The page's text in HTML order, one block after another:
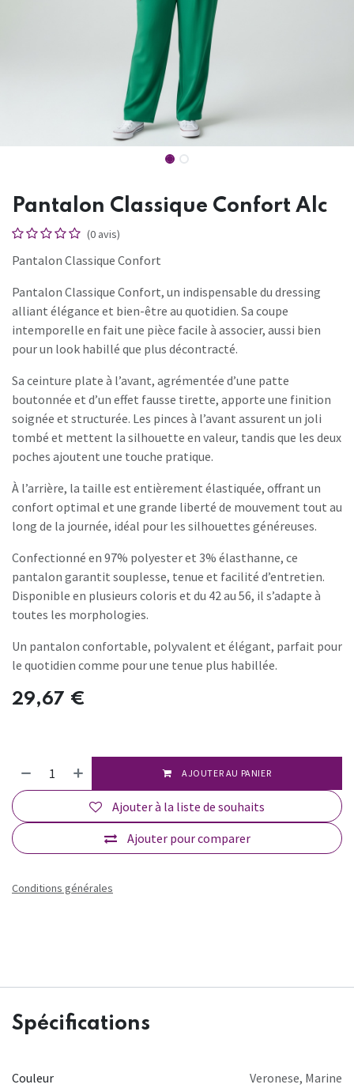
Pantalon Classique Confort Alc
(0 avis)
Pantalon Classique Confort
Pantalon Classique Confort, un indispensable du dressing
alliant élégance et bien-être au quotidien. Sa coupe
intemporelle en fait une pièce facile à associer, aussi bien
pour un look habillé que plus décontracté.
Sa ceinture plate à l’avant, agrémentée d’une patte
boutonnée et d’un effet fausse tirette, apporte une finition
soignée et structurée. Les pinces à l’avant assurent un joli
tombé et mettent la silhouette en valeur, tandis que les deux
poches ajoutent une touche pratique.
À l’arrière, la taille est entièrement élastiquée, offrant un
confort optimal et une grande liberté de mouvement tout au
long de la journée, idéal pour les silhouettes généreuses.
Confectionné en 97% polyester et 3% élasthanne, ce
pantalon garantit souplesse, tenue et facilité d’entretien.
Disponible en plusieurs coloris et du 42 au 56, il s’adapte à
toutes les morphologies.
Un pantalon confortable, polyvalent et élégant, parfait pour
le quotidien comme pour une tenue plus habillée.
29,67 €
AJOUTER AU PANIER
Ajouter pour comparer
Ajouter à la liste de souhaits
Conditions générales
Spécifications
Couleur Veronese, Marine